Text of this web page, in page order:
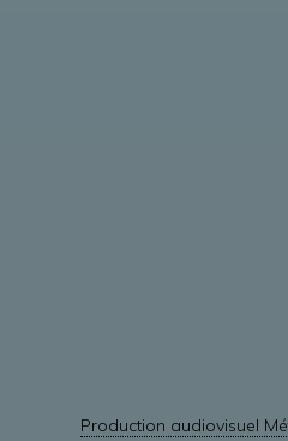
Production audiovisuel